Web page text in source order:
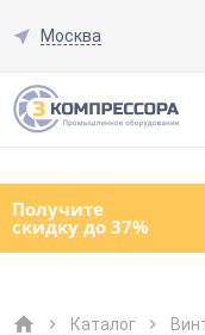
Москва
Получите
скидку до 37%
Смотреть все
Каталог